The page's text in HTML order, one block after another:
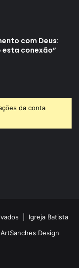
com Deus:
esta conexão”
da conta
| Igreja Batista
ArtSanches Design